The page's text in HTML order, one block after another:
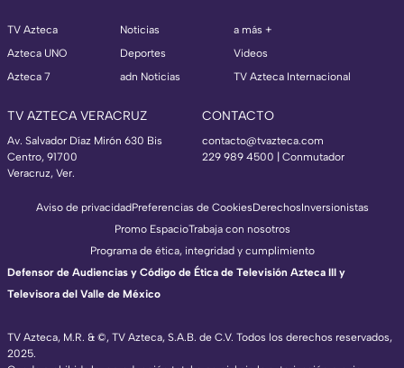
TV Azteca
Azteca UNO
Azteca 7
Noticias
Deportes
adn Noticias
a más +
Videos
TV Azteca Internacional
TV AZTECA VERACRUZ
Av. Salvador Díaz Mirón 630 Bis
Centro, 91700
Veracruz, Ver.
CONTACTO
contacto@tvazteca.com
229 989 4500 | Conmutador
TV Azteca, M.R. & ©, TV Azteca, S.A.B. de C.V. Todos los derechos reservados,
2025.
Aviso de privacidadPreferencias de CookiesDerechosInversionistas
Promo EspacioTrabaja con nosotros
Programa de ética, integridad y cumplimiento
Defensor de Audiencias y Código de Ética de Televisión Azteca III y
Televisora del Valle de México